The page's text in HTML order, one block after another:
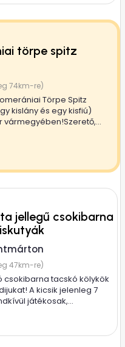
törpe spitz
74km-re)
Törpe Spitz
kislány és egy kisfiú)
vármegyében!Szerető,...
jellegű csokibarna
47km-re)
csokibarna tacskó kölykök
A kicsik jelenleg 7
játékosak,...